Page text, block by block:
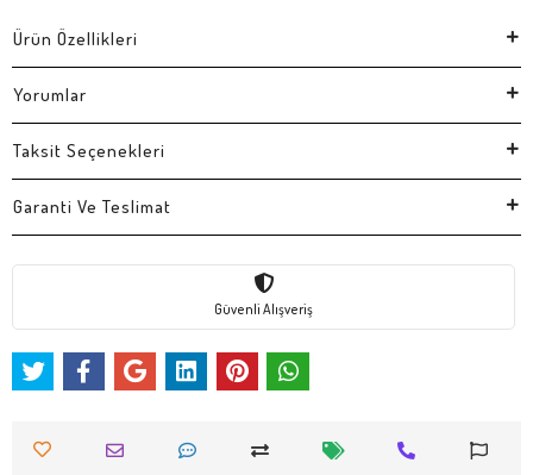
Ürün Özellikleri
Yorumlar
Taksit Seçenekleri
Garanti Ve Teslimat
Güvenli Alışveriş